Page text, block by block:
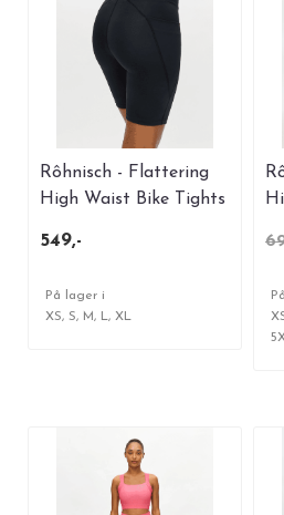
Rôhnisch - Flattering
High Waist Bike Tights
549,-
På lager i
XS, S, M, L, XL